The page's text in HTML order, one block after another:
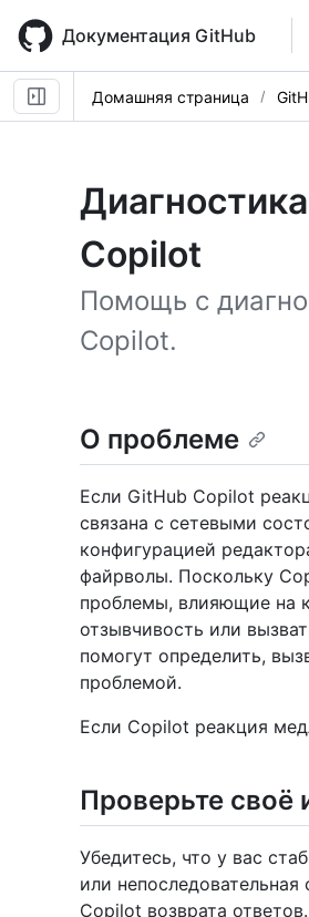
main
content
Документация GitHub
Домашняя страница
Copilot
Помощь с
Copilot.
О проблеме
Если GitHub Copilot
связана с сетевыми
конфигурацией
файрволы. Поскольку
проблемы, влияющие на
отзывчивость или
помогут определить,
проблемой.
Если Copilot реакция
Проверьте своё
Убедитесь, что у вас
или
Copilot возврата ответов.